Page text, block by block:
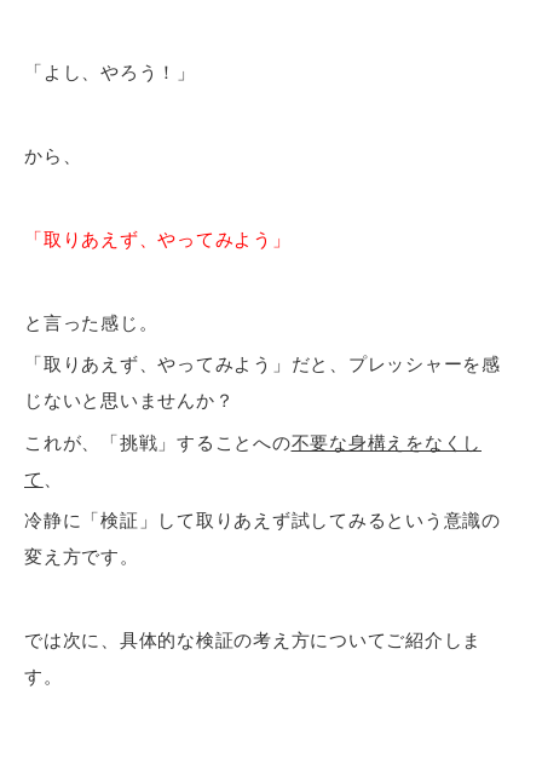
「よし、やろう！」
から、
「取りあえず、やってみよう」
と言った感じ。
「取りあえず、やってみよう」だと、プレッシャーを感
じないと思いませんか？
これが、「挑戦」することへの不要な身構えをなくし
て
冷静に「検証」して取りあえず試してみるという意識の
変え方です。
では次に、具体的な検証の考え方についてご紹介しま
す。